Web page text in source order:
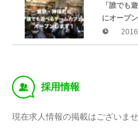
「誰でも
にオープ
クラウド
‰ 採用情報
現在求人情報の掲載はございませ